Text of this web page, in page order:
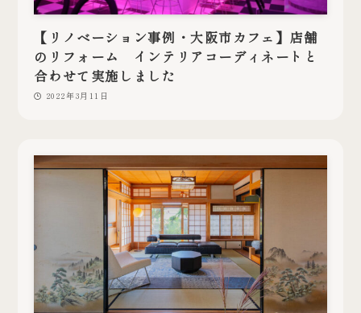
【リノベーション事例・大阪市カフェ】店舗
のリフォーム インテリアコーディネートと
合わせて実施しました
2022年3月11日